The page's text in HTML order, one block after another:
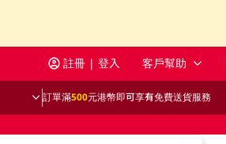
註冊 | 登入 客戶幫助
訂單滿500元港幣即可享有免費送貨服務